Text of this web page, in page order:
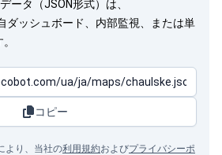
ータ（JSON形式）は、
ッシュボード、内部監視、または単
コピー
より、当社の利用規約およびプライバシーポ